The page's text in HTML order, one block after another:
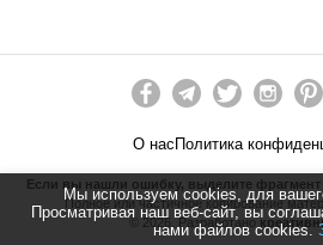
Мы используем cookies, для
Просматривая наш веб-сайт, вы
нами файлов cookies.
О нас Политика
Если вы нашли ошибку, выделите фрагмент
Полное или частичное копирование
©2026 . Разработано